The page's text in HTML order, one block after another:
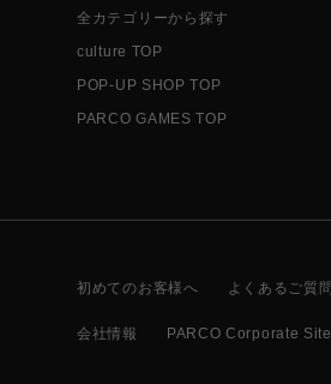
全カテゴリーから探す
culture TOP
POP-UP SHOP TOP
PARCO GAMES TOP
初めてのお客様へ よくあるご質
会社情報 PARCO Corporate